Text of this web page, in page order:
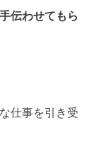
伝わせてもら
仕事を引き受